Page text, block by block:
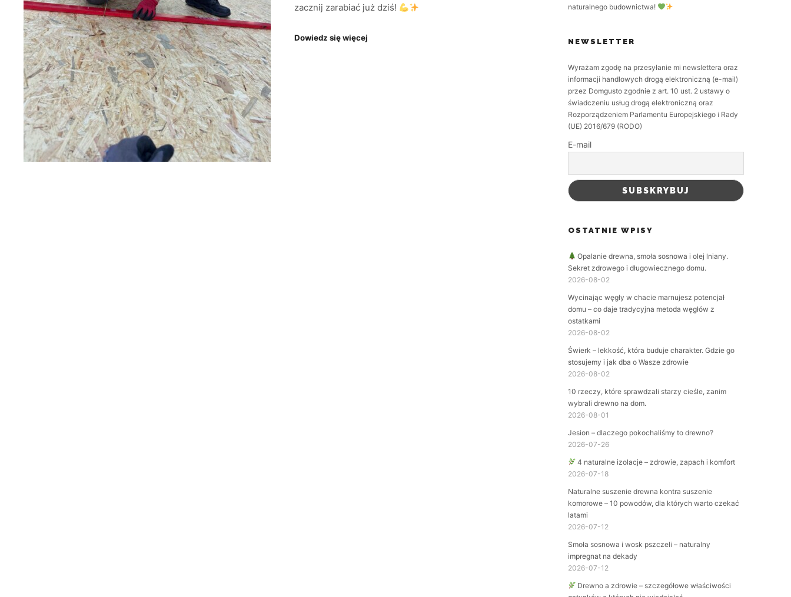
zacznij zarabiać już dziś!
Dowiedz się więcej
naturalnego budownictwa!
NEWSLETTER
Wyrażam zgodę na przesyłanie mi newslettera oraz
informacji handlowych drogą elektroniczną (e-mail)
przez Domgusto zgodnie z art. 10 ust. 2 ustawy o
świadczeniu usług drogą elektroniczną oraz
Rozporządzeniem Parlamentu Europejskiego i Rady
(UE) 2016/679 (RODO)
E-mail
OSTATNIE WPISY
Opalanie drewna, smoła sosnowa i olej lniany.
Sekret zdrowego i długowiecznego domu.
2026-08-02
Wycinając węgły w chacie marnujesz potencjał
domu – co daje tradycyjna metoda węgłów z
ostatkami
2026-08-02
Świerk – lekkość, która buduje charakter. Gdzie go
stosujemy i jak dba o Wasze zdrowie
2026-08-02
10 rzeczy, które sprawdzali starzy cieśle, zanim
wybrali drewno na dom.
2026-08-01
Jesion – dlaczego pokochaliśmy to drewno?
2026-07-26
4 naturalne izolacje – zdrowie, zapach i komfort
2026-07-18
Naturalne suszenie drewna kontra suszenie
komorowe – 10 powodów, dla których warto czekać
latami
2026-07-12
Smoła sosnowa i wosk pszczeli – naturalny
impregnat na dekady
2026-07-12
Drewno a zdrowie – szczegółowe właściwości